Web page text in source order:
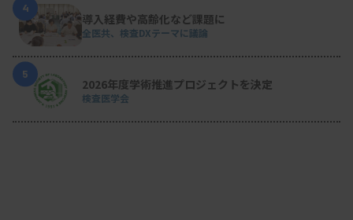
4
導入経費や高齢化など課題に
全医共、検査DXテーマに議論
5
2026年度学術推進プロジェクトを決定
検査医学会